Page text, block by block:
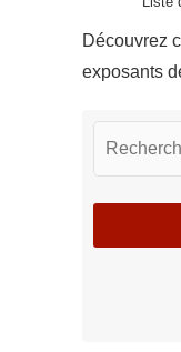
Découvrez
exposants